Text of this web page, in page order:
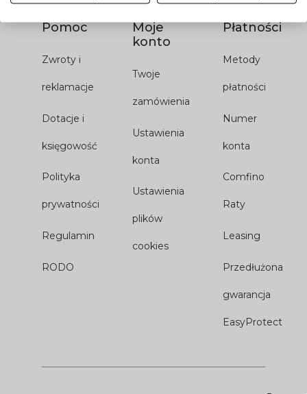
Pomoc
Zwroty i
reklamacje
Dotacje i
księgowość
Polityka
prywatności
Regulamin
RODO
Moje
konto
Twoje
zamówienia
Ustawienia
konta
Ustawienia
plików
cookies
Płatności
Metody
płatności
Numer
konta
Comfino
Raty
Leasing
Przedłużona
gwarancja
EasyProtect